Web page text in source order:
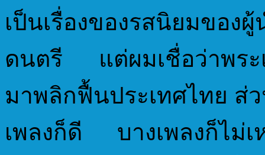
เป็นเรื่องของรสนิยมขอ
ดนตรี แต่ผมเชื่อว่าพระเ
มาพลิกฟื้นประเทศไทย
เพลงก็ดี บางเพลงก็ไ